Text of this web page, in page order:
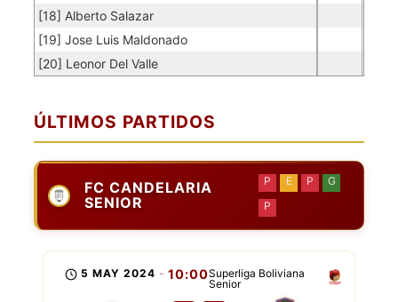
[18] Alberto Salazar
[19] Jose Luis Maldonado
[20] Leonor Del Valle
ÚLTIMOS PARTIDOS
FC CANDELARIA
SENIOR
P E P
G
P
Superliga Boliviana
Senior
5 MAY 2024 - 10:00